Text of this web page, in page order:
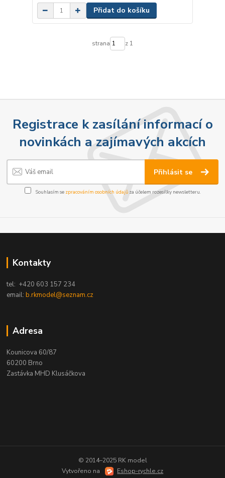
Přidat do košíku
strana z 1
Registrace k zasílání informací o
novinkách a zajímavých akcích
Přihlásit se
Souhlasím se zpracováním osobních údajůza účelem rozesílky newsletteru.
Kontakty
tel: +420 603 157 234
email:b.rkmodel@seznam.cz
Adresa
Kounicova 60/87
60200 Brno
Zastávka MHD Klusáčkova
© 2014–2025 RK model
Vytvořeno na
Eshop-rychle.cz